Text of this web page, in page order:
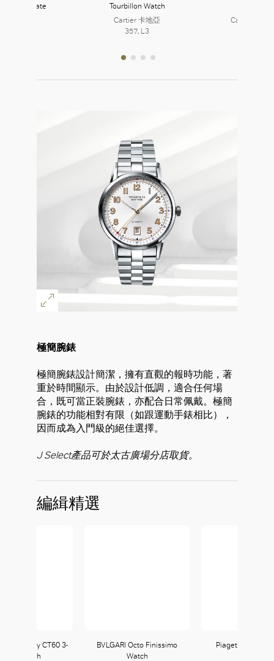
Date
Tourbillon Watch
Cartier 卡地亞
357, L3
Cartier 卡地
極簡腕錶
極簡腕錶設計簡潔，擁有直觀的報時功能，著
重於時間顯示。由於設計低調，適合任何場
合，既可當正裝腕錶，亦配合日常佩戴。極簡
腕錶的功能相對有限（如跟運動手錶相比），
因而成為入門級的絕佳選擇。
J Select產品可於太古廣場分店取貨。
編緝精選
Co. Tiffany CT60 3-
Hand Watch
BVLGARI Octo Finissimo
Watch
Piaget Altiplano